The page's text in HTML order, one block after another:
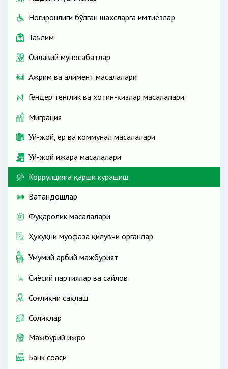
Ногиронлиги бўлган шахсларга имтиёзлар
Таълим
Оилавий муносабатлар
Ажрим ва алимент масалалари
Гендер тенглик ва хотин-қизлар масалалари
Миграция
Уй-жой, ер ва коммунал масалалари
Уй-жой ижара масалалари
Коррупцияга қарши курашиш
Ватандошлар
Фуқаролик масалалари
Ҳуқуқни муҳофаза қилувчи органлар
Умумий ҳарбий мажбурият
Сиёсий партиялар ва сайлов
Соғлиқни сақлаш
Солиқлар
Мажбурий ижро
Банк соҳаси